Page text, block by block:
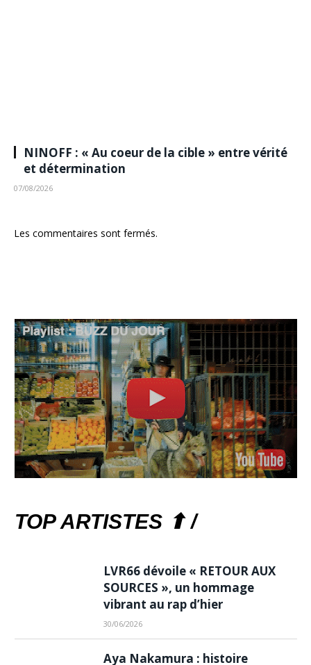
NINOFF : « Au coeur de la cible » entre vérité
et détermination
07/08/2026
Les commentaires sont fermés.
TOP ARTISTES ⬆ /
LVR66 dévoile « RETOUR AUX
SOURCES », un hommage
vibrant au rap d’hier
30/06/2026
Aya Nakamura : histoire